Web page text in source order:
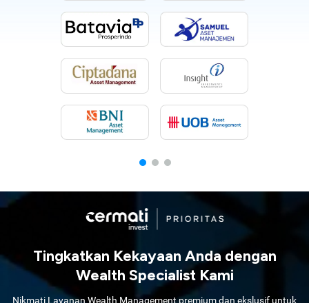
Tingkatkan Kekayaan Anda dengan
Wealth Specialist Kami
Nikmati Layanan Wealth Management premium dan ekslusif untuk